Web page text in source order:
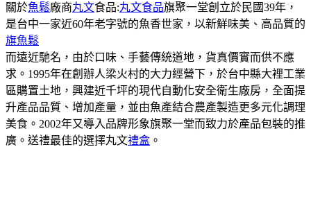
關於魚鬆廠商丸文食品:丸文食品旗聚一堂創立於民國39年，
是台中一家近60年老字號的魚香世家，以新鮮味美、高品質的
旗魚鬆
而遠近馳名，由於口味、手藝傳統道地，貨真價實而供不應
求。1995年在創辦人梁火村的大力經營下，於台中縣大裡工業
區購置土地，興建近千坪的現代自動化安全衛生廠房，全面提
升產品品質、增加產量，並由魚產結合農產製造更多元化調理
美食。2002年又導入品牌形象旗聚一堂而致力於產品包裝的推
廣。送禮最佳的選擇丸文禮盒 。